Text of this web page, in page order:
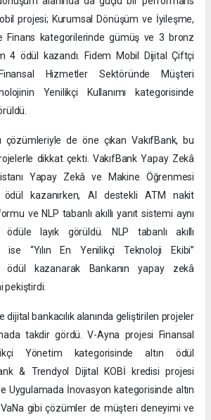
projesi; Kurumsal Dönüşüm ve İyileşme,
Finans kategorilerinde gümüş ve 3 bronz
4 ödül kazandı. Fidem Mobil Dijital Çiftçi
Hizmetler Sektöründe Müşteri
Yenilikçi Kullanımı kategorisinde
çözümleriyle de öne çıkan VakıfBank, bu
dikkat çekti. VakıfBank Yapay Zekâ
Yapay Zekâ ve Makine Öğrenmesi
ödül kazanırken, AI destekli ATM nakit
ve NLP tabanlı akıllı yanıt sistemi aynı
layık görüldü. NLP tabanlı akıllı
ise “Yılın En Yenilikçi Teknoloji Ekibi”
ödül kazanarak Bankanın yapay zekâ
pekiştirdi.
dijital bankacılık alanında geliştirilen projeler
takdir gördü. V-Ayna projesi Finansal
Yönetim kategorisinde altın ödül
& Trendyol Dijital KOBİ kredisi projesi
Uygulamada İnovasyon kategorisinde altın
gibi çözümler de müşteri deneyimi ve